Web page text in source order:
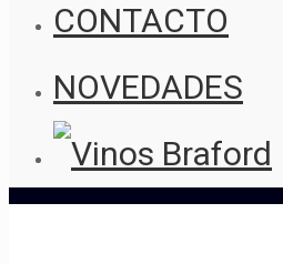
CONTACTO
NOVEDADES